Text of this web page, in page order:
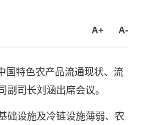
A+ A-
国特色农产品流通现状、流
司长刘涵出席会议。
础设施及冷链设施薄弱、农